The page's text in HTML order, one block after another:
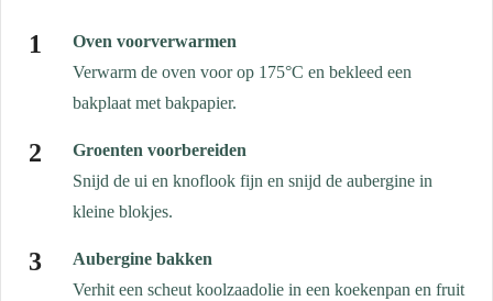
Oven voorverwarmen
Verwarm de oven voor op 175°C en bekleed een
bakplaat met bakpapier.
Groenten voorbereiden
Snijd de ui en knoflook fijn en snijd de aubergine in
kleine blokjes.
Aubergine bakken
Verhit een scheut koolzaadolie in een koekenpan en fruit